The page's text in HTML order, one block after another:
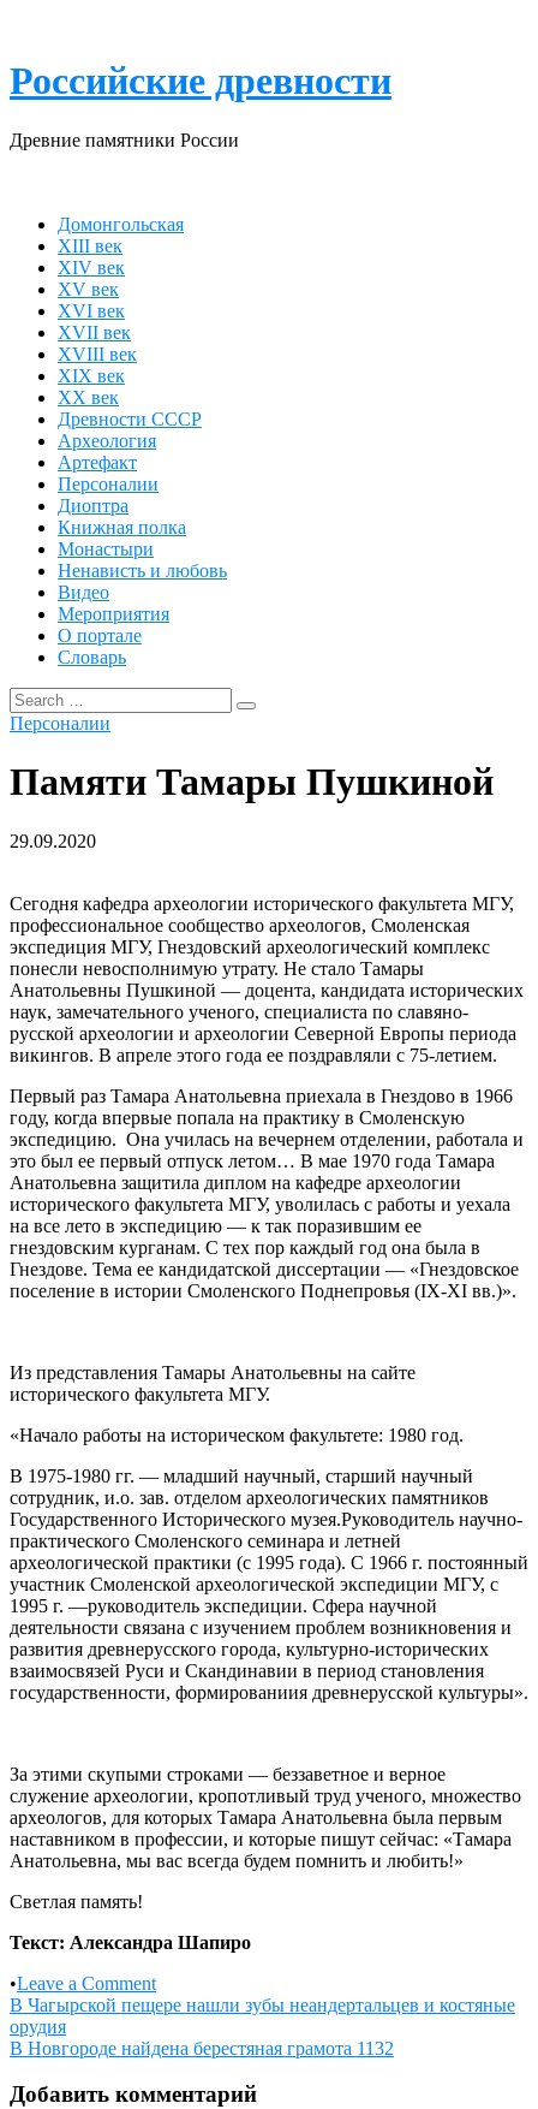
Российские древности
Древние памятники России
Домонгольская
XIII век
XIV век
XV век
XVI век
XVII век
XVIII век
XIX век
XX век
Древности СССР
Археология
Артефакт
Персоналии
Диоптра
Книжная полка
Монастыри
Ненависть и любовь
Видео
Мероприятия
О портале
Словарь
Search
for:
Search
Персоналии
Памяти Тамары Пушкиной
29.09.2020
Сегодня кафедра археологии исторического факультета МГУ,
профессиональное сообщество археологов, Смоленская
экспедиция МГУ, Гнездовский археологический комплекс
понесли невосполнимую утрату. Не стало Тамары
Анатольевны Пушкиной — доцента, кандидата исторических
наук, замечательного ученого, специалиста по славяно-
русской археологии и археологии Северной Европы периода
викингов. В апреле этого года ее поздравляли с 75-летием.
Первый раз Тамара Анатольевна приехала в Гнездово в 1966
году, когда впервые попала на практику в Смоленскую
экспедицию. Она училась на вечернем отделении, работала и
это был ее первый отпуск летом… В мае 1970 года Тамара
Анатольевна защитила диплом на кафедре археологии
исторического факультета МГУ, уволилась с работы и уехала
на все лето в экспедицию — к так поразившим ее
гнездовским курганам. С тех пор каждый год она была в
Гнездове. Тема ее кандидатской диссертации — «Гнездовское
поселение в истории Смоленского Поднепровья (IX-XI вв.)».
Из представления Тамары Анатольевны на сайте
исторического факультета МГУ.
«Начало работы на историческом факультете: 1980 год.
В 1975-1980 гг. — младший научный, старший научный
сотрудник, и.о. зав. отделом археологических памятников
Государственного Исторического музея.Руководитель научно-
практического Смоленского семинара и летней
археологической практики (с 1995 года). С 1966 г. постоянный
участник Смоленской археологической экспедиции МГУ, с
1995 г. —руководитель экспедиции. Сфера научной
деятельности связана с изучением проблем возникновения и
развития древнерусского города, культурно-исторических
взаимосвязей Руси и Скандинавии в период становления
государственности, формированиия древнерусской культуры».
За этими скупыми строками — беззаветное и верное
служение археологии, кропотливый труд ученого, множество
археологов, для которых Тамара Анатольевна была первым
наставником в профессии, и которые пишут сейчас: «Тамара
Анатольевна, мы вас всегда будем помнить и любить!»
Светлая память!
Текст: Александра Шапиро
•Leave a Commenton
Памяти
Пушкиной
Навигация
по
В Чагырской пещере нашли зубы неандертальцев и костяные
орудия
В Новгороде найдена берестяная грамота 1132
Добавить комментарий